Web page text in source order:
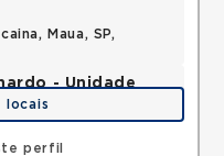
perfil
Maua, SP,
- Unidade
Sao Bernardo
Mapa
locais